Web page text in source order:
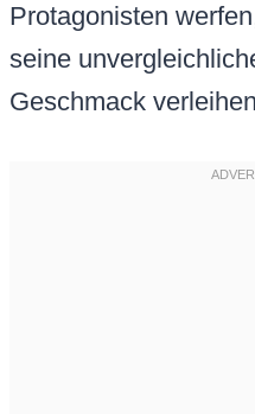
Protagonisten
seine
Geschmack